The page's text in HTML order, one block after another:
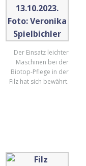
Der Einsatz leichter
Maschinen bei der
Biotop-Pflege in der
Filz hat sich bewährt.